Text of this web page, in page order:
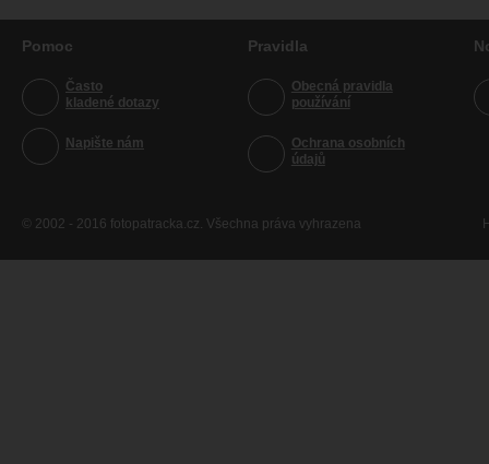
Pomoc
Často
kladené dotazy
Napište nám
Pravidla
Obecná pravidla
používání
Ochrana osobních
údajů
© 2002 - 2016 fotopatracka.cz. Všechna práva vyhrazena